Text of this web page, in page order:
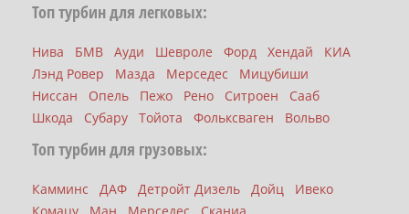
Топ турбин для легковых:
Нива БМВ Ауди Шевроле Форд Хендай
КИА
Лэнд Ровер
Мазда Мерседес
Мицубиши
Ниссан
Опель Пежо Рено Ситроен
Сааб
Шкода
Субару Тойота Фольксваген Вольво
Топ турбин для грузовых:
Камминс ДАФ Детройт Дизель Дойц
Ивеко